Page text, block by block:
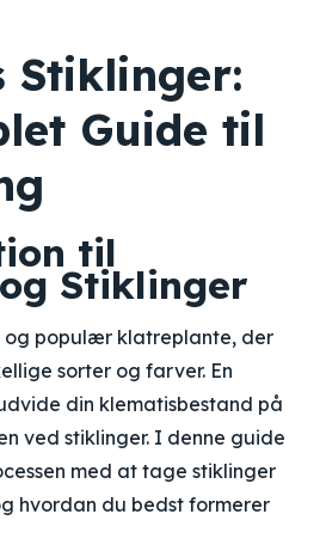
Stiklinger:
Guide til
til
Stiklinger
og populær klatreplante, der
sorter og farver. En
din klematisbestand på
ved stiklinger. I denne guide
med at tage stiklinger
hvordan du bedst formerer